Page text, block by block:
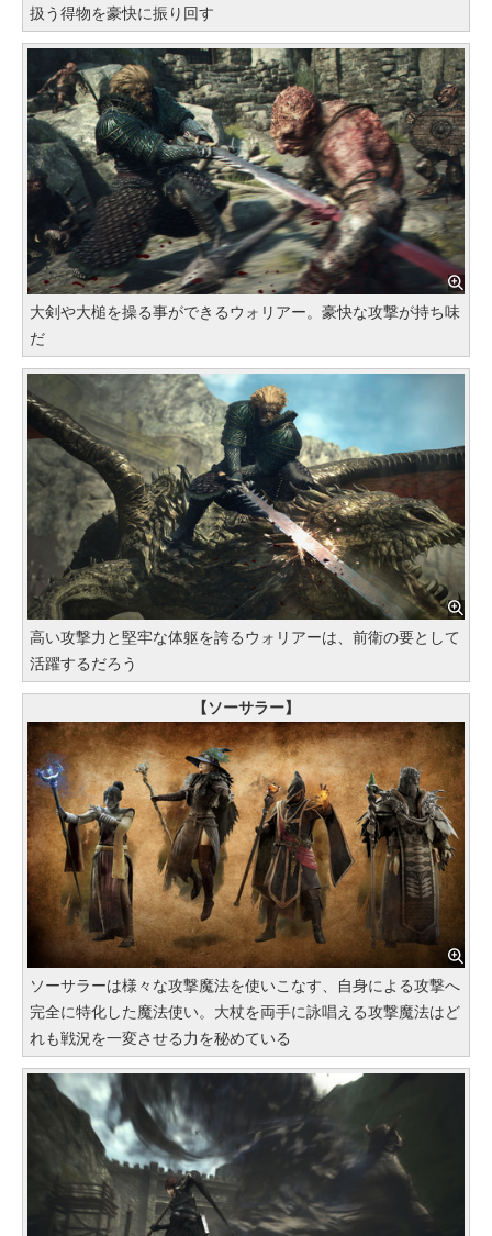
扱う得物を豪快に振り回す
大剣や大槌を操る事ができるウォリアー。豪快な攻撃が持ち味
だ
高い攻撃力と堅牢な体躯を誇るウォリアーは、前衛の要として
活躍するだろう
【ソーサラー】
ソーサラーは様々な攻撃魔法を使いこなす、自身による攻撃へ
完全に特化した魔法使い。大杖を両手に詠唱える攻撃魔法はど
れも戦況を一変させる力を秘めている